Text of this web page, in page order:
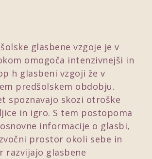
glasbene vzgoje je v
omogoča intenzivnejši in
h glasbeni vzgoji že v
predšolskem obdobju.
spoznavajo skozi otroške
in igro. S tem postopoma
informacije o glasbi,
prostor okoli sebe in
razvijajo glasbene